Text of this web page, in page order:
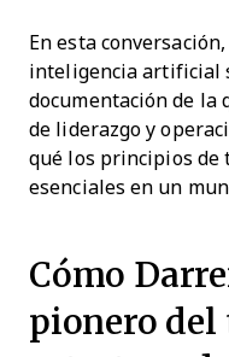
En esta
inteligencia artificial
documentación de la
de liderazgo y
qué los principios de
esenciales en un
Cómo
pionero del